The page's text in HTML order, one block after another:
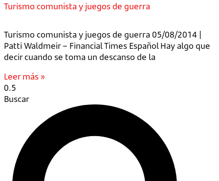
Turismo comunista y juegos de guerra
Turismo comunista y juegos de guerra 05/08/2014 |
Patti Waldmeir – Financial Times Español Hay algo que
decir cuando se toma un descanso de la
Leer más »
Buscar